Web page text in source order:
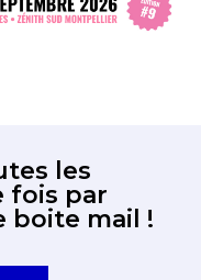
les
fois par
boite mail !